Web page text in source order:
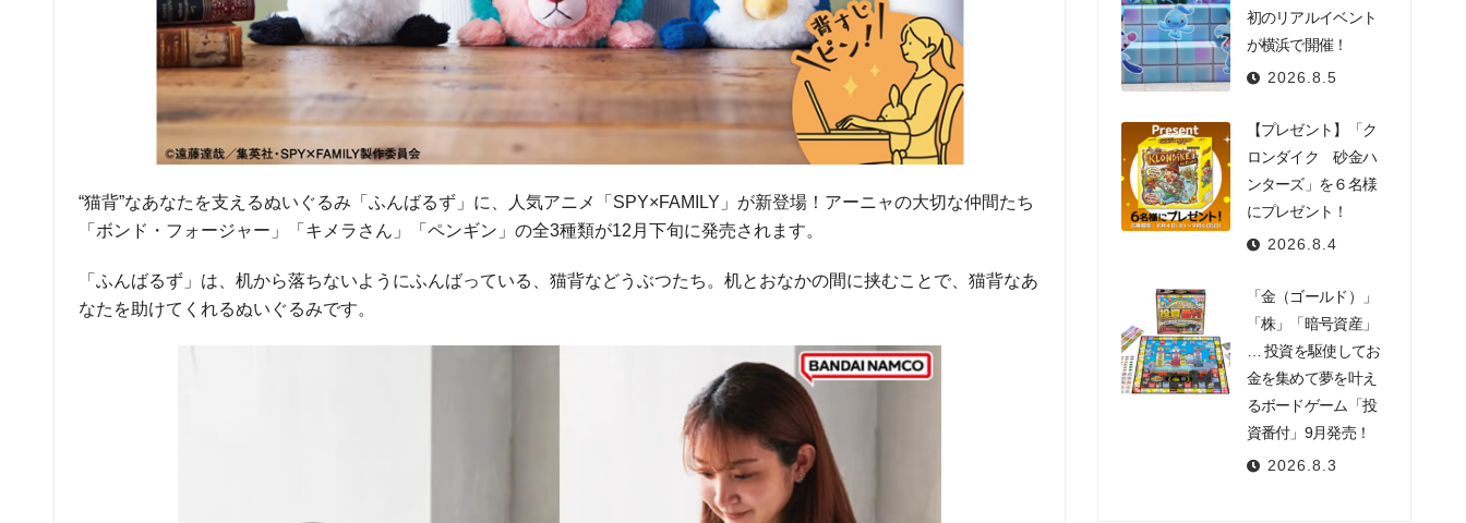
“猫背”なあなたを支えるぬいぐるみ「ふんばるず」に、人気アニメ「SPY×FAMILY」が新登場！アーニャの大切な仲間たち
「ボンド・フォージャー」「キメラさん」「ペンギン」の全3種類が12月下旬に発売されます。
「ふんばるず」は、机から落ちないようにふんばっている、猫背などうぶつたち。机とおなかの間に挟むことで、猫背なあ
なたを助けてくれるぬいぐるみです。
初のリアルイベント
が横浜で開催！
2026.8.5
【プレゼント】「ク
ロンダイク 砂金ハ
ンターズ」を６名様
にプレゼント！
2026.8.4
「金（ゴールド）」
「株」「暗号資産」
… 投資を駆使してお
金を集めて夢を叶え
るボードゲーム「投
資番付」9月発売！
2026.8.3